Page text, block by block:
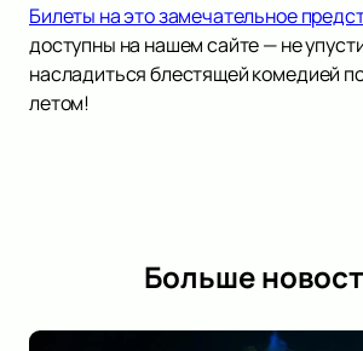
Билеты на это замечательное
доступны на нашем сайте — не
насладиться блестящей комедией
летом!
Больше